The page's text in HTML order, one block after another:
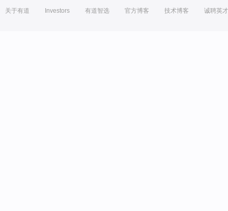
关于有道 Investors 有道智选 官方博客 技术博客 诚聘英才